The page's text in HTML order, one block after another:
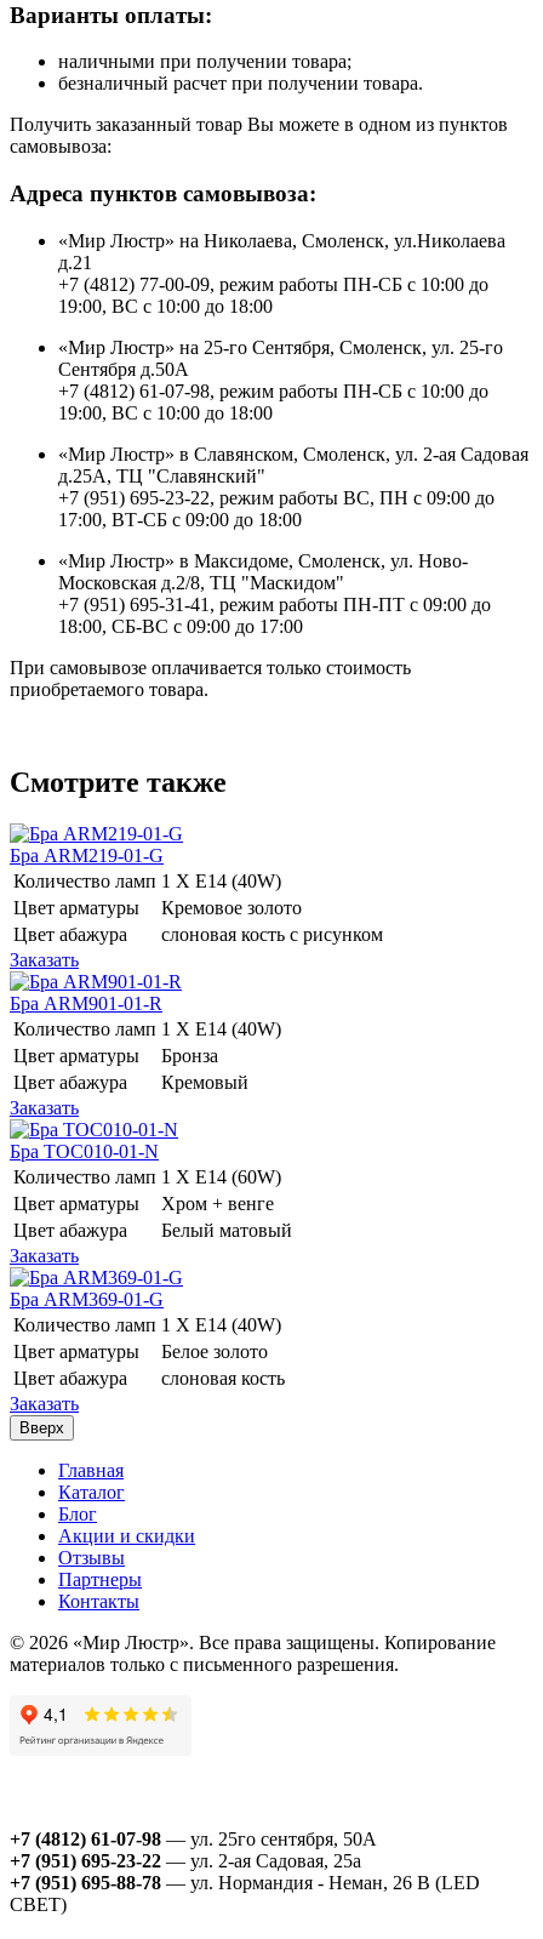
Варианты оплаты:
наличными при получении товара;
безналичный расчет при получении товара.
Получить заказанный товар Вы можете в одном из пунктов
самовывоза:
Адреса пунктов самовывоза:
«Мир Люстр» на Николаева, Смоленск, ул.Николаева
д.21
+7 (4812) 77-00-09, режим работы ПН-СБ с 10:00 до
19:00, ВС с 10:00 до 18:00
«Мир Люстр» на 25-го Сентября, Смоленск, ул. 25-го
Сентября д.50А
+7 (4812) 61-07-98, режим работы ПН-СБ с 10:00 до
19:00, ВС с 10:00 до 18:00
«Мир Люстр» в Славянском, Смоленск, ул. 2-ая Садовая
д.25А, ТЦ "Славянский"
+7 (951) 695-23-22, режим работы ВС, ПН с 09:00 до
17:00, ВТ-СБ с 09:00 до 18:00
«Мир Люстр» в Максидоме, Смоленск, ул. Ново-
Московская д.2/8, ТЦ "Маскидом"
+7 (951) 695-31-41, режим работы ПН-ПТ с 09:00 до
18:00, СБ-ВС с 09:00 до 17:00
При самовывозе оплачивается только стоимость
приобретаемого товара.
Смотрите также
Бра ARM219-01-G
Количество ламп 1 Х E14 (40W)
Цвет арматуры
Кремовое золото
Цвет абажура
слоновая кость с рисунком
Заказать
Бра ARM901-01-R
Количество ламп 1 Х E14 (40W)
Цвет арматуры
Бронза
Цвет абажура
Кремовый
Заказать
Бра TOC010-01-N
Количество ламп 1 Х E14 (60W)
Цвет арматуры
Хром + венге
Цвет абажура
Белый матовый
Заказать
Бра ARM369-01-G
Количество ламп 1 Х E14 (40W)
Цвет арматуры
Белое золото
Цвет абажура
слоновая кость
Заказать
Вверх
Главная
Каталог
Блог
Акции и скидки
Отзывы
Партнеры
Контакты
© 2026 «Мир Люстр». Все права защищены. Копирование
материалов только с письменного разрешения.
+7 (4812) 61-07-98 — ул. 25го сентября, 50А
+7 (951) 695-23-22 — ул. 2-ая Садовая, 25а
+7 (951) 695-88-78 — ул. Нормандия - Неман, 26 В (LED
СВЕТ)